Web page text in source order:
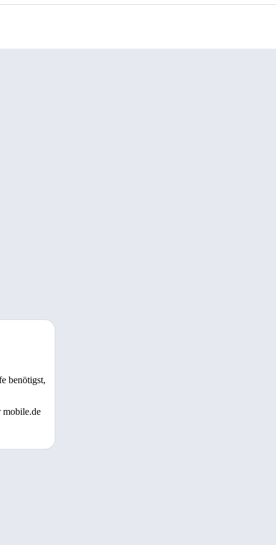
benötigst,
mobile.de